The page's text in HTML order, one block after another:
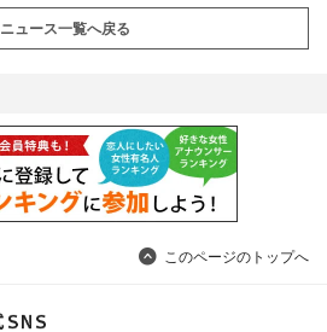
ニュース一覧へ戻る
このページのトップへ